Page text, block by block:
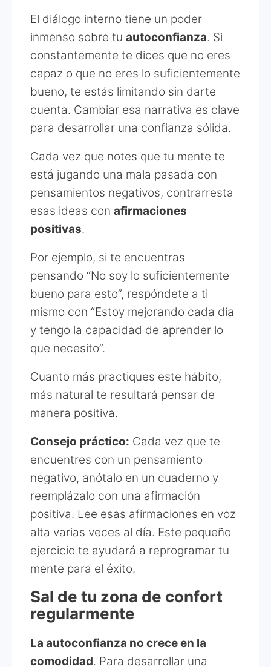
El diálogo interno tiene un poder
inmenso sobre tu autoconfianza. Si
constantemente te dices que no eres
capaz o que no eres lo suficientemente
bueno, te estás limitando sin darte
cuenta. Cambiar esa narrativa es clave
para desarrollar una confianza sólida.
Cada vez que notes que tu mente te
está jugando una mala pasada con
pensamientos negativos, contrarresta
esas ideas con afirmaciones
positivas.
Por ejemplo, si te encuentras
pensando “No soy lo suficientemente
bueno para esto”, respóndete a ti
mismo con “Estoy mejorando cada día
y tengo la capacidad de aprender lo
que necesito”.
Cuanto más practiques este hábito,
más natural te resultará pensar de
manera positiva.
Consejo práctico: Cada vez que te
encuentres con un pensamiento
negativo, anótalo en un cuaderno y
reemplázalo con una afirmación
positiva. Lee esas afirmaciones en voz
alta varias veces al día. Este pequeño
ejercicio te ayudará a reprogramar tu
mente para el éxito.
Sal de tu zona de confort
regularmente
La autoconfianza no crece en la
comodidad. Para desarrollar una